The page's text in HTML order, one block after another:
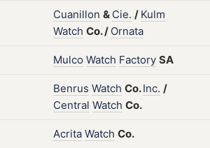
Cuanillon & Cie. / Kulm
Watch Co./ Ornata
Mulco Watch Factory SA
Benrus Watch Co.Inc. /
Central Watch Co.
Acrita Watch Co.